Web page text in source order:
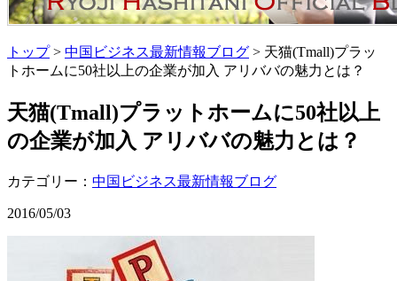
トップ> 中国ビジネス最新情報ブログ > 天猫(Tmall)プラッ
トホームに50社以上の企業が加入 アリババの魅力とは？
天猫(Tmall)プラットホームに50社以上
の企業が加入 アリババの魅力とは？
カテゴリー： 中国ビジネス最新情報ブログ
2016/05/03